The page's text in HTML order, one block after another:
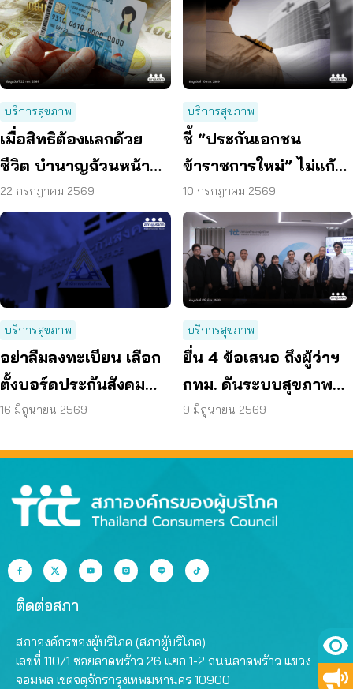
บริการสุขภาพ
เมื่อสิทธิต้องแลกด้วย
ชีวิต บำนาญถ้วนหน้า
คือคำตอบของสังคมสูง
วัย
22 กรกฎาคม 2569
บริการสุขภาพ
ชี้ “ประกันเอกชน
ข้าราชการใหม่” ไม่แก้
ปัญหางบฯ ระยะยาว
เสนอรวมกองทุนสุขภาพ
10 กรกฎาคม 2569
บริการสุขภาพ
อย่าลืมลงทะเบียน เลือก
ตั้งบอร์ดประกันสังคม
ก่อน 15 ก.ค. แล้วเตรียม
16 มิถุนายน 2569
บริการสุขภาพ
ยื่น 4 ข้อเสนอ ถึงผู้ว่าฯ
กทม. ดันระบบสุขภาพ
คนกรุงไร้รอยต่อ
9 มิถุนายน 2569
ติดต่อสภา
สภาองค์กรของผู้บริโภค (สภาผู้บริโภค)
เลขที่ 110/1 ซอยลาดพร้าว 26 แยก 1-2 ถนนลาดพร้าว แขวง
จอมพล เขตจตุจักรกรุงเทพมหานคร 10900